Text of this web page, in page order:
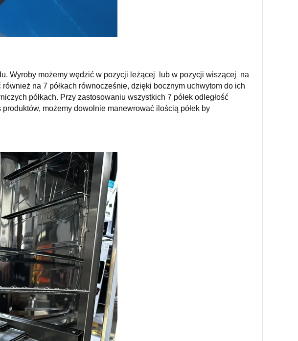
Wyroby możemy wędzić w pozycji leżącej lub w pozycji wiszącej na
na 7 półkach równocześnie, dzięki bocznym uchwytom do ich
półkach. Przy zastosowaniu wszystkich 7 półek odległość
możemy dowolnie manewrować ilością półek by